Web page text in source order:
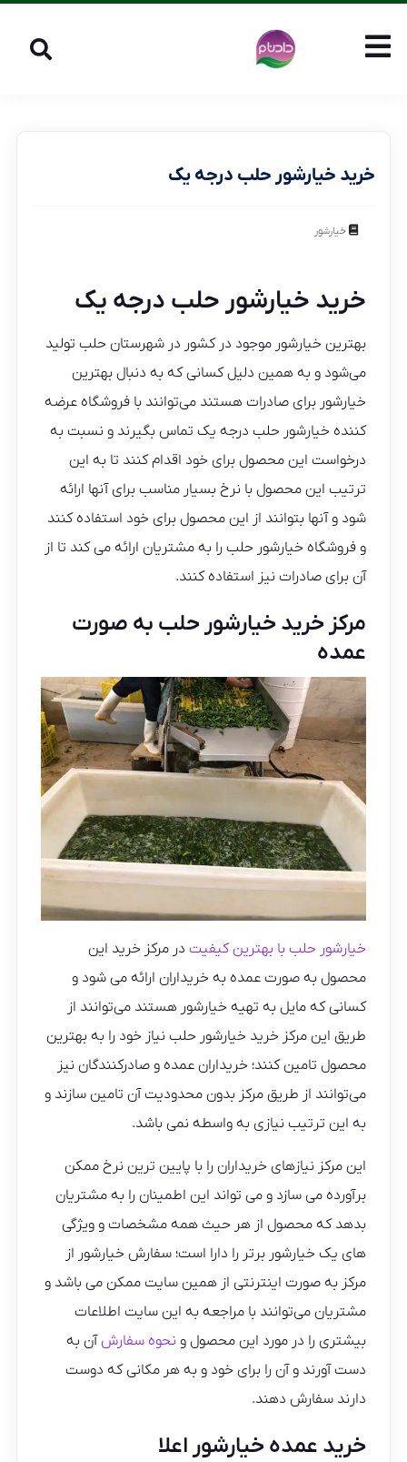
خرید خیارشور حلب درجه یک
خیارشور
خرید خیارشور حلب درجه یک
بهترین خیارشور موجود در کشور در شهرستان حلب تولید
می‌شود و به همین دلیل کسانی که به دنبال بهترین
خیارشور برای صادرات هستند می‌توانند با فروشگاه عرضه
کننده خیارشور حلب درجه یک تماس بگیرند و نسبت به
درخواست این محصول برای خود اقدام کنند تا به این
ترتیب این محصول با نرخ بسیار مناسب برای آنها ارائه
شود و آنها بتوانند از این محصول برای خود استفاده کنند
و فروشگاه خیارشور حلب را به مشتریان ارائه می کند تا از
آن برای صادرات نیز استفاده کنند.
مرکز خرید خیارشور حلب به صورت
عمده
خیارشور حلب با بهترین کیفیت در مرکز خرید این
محصول به صورت عمده به خریداران ارائه می شود و
کسانی که مایل به تهیه خیارشور هستند می‌توانند از
طریق این مرکز خرید خیارشور حلب نیاز خود را به بهترین
محصول تامین کنند؛ خریداران عمده و صادر‌کنندگان نیز
می‌توانند از طریق مرکز بدون محدودیت آن تامین سازند و
به این ترتیب نیازی به واسطه نمی باشد.
این مرکز نیازهای خریداران را با پایین ترین نرخ ممکن
برآورده می سازد و می تواند این اطمینان را به مشتریان
بدهد که محصول از هر حیث همه مشخصات و ویژگی
های یک خیارشور برتر را دارا است؛ سفارش خیارشور از
مرکز به صورت اینترنتی از همین سایت ممکن می باشد و
مشتریان می‌توانند با مراجعه به این سایت اطلاعات
بیشتری را در مورد این محصول ونحوه سفارشآن به
دست آورند و آن را برای خود و به هر مکانی که دوست
دارند سفارش دهند.
خرید عمده خیارشور اعلا